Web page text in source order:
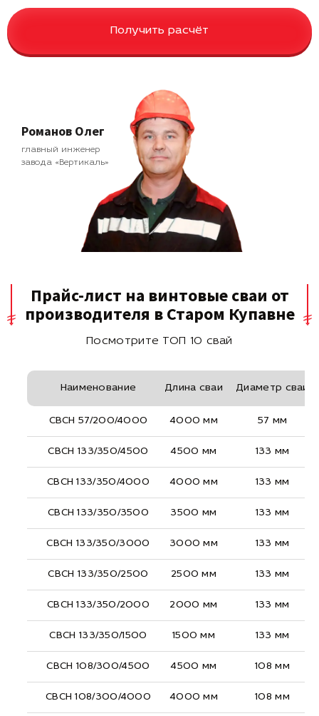
Получить расчёт
Романов Олег
главный инженер
завода «Вертикаль»
Прайс-лист на винтовые сваи от
производителя в Старом Купавне
Посмотрите ТОП 10 свай
Наименование Длина сваи Диаметр сваи
СВСН 57/200/4000 4000 мм 57 мм
СВСН 133/350/4500 4500 мм 133 мм
СВСН 133/350/4000 4000 мм 133 мм
СВСН 133/350/3500 3500 мм 133 мм
СВСН 133/350/3000 3000 мм 133 мм
СВСН 133/350/2500 2500 мм 133 мм
СВСН 133/350/2000 2000 мм 133 мм
СВСН 133/350/1500 1500 мм 133 мм
СВСН 108/300/4500 4500 мм 108 мм
СВСН 108/300/4000 4000 мм 108 мм